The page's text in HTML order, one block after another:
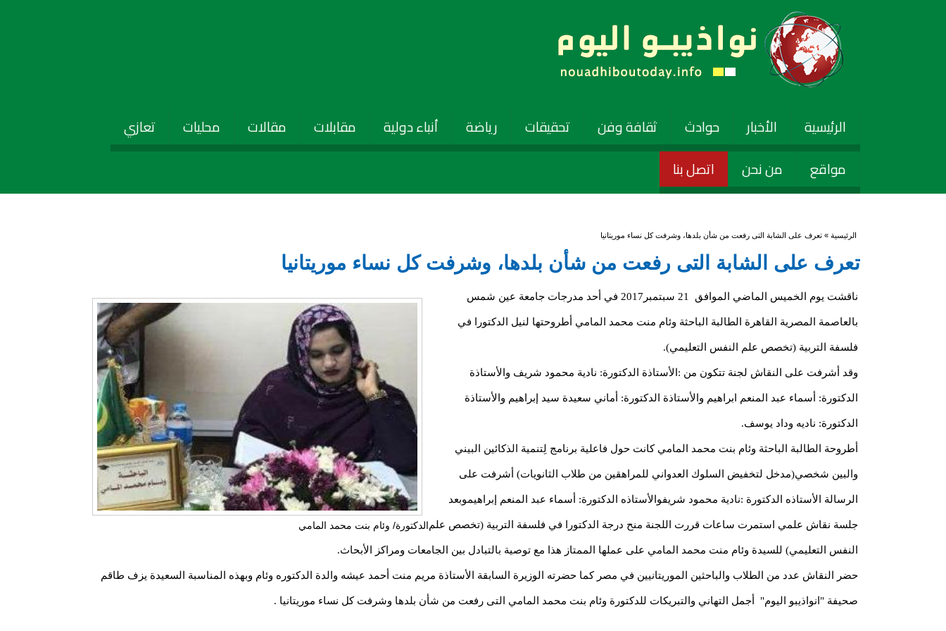
الرئيسية الأخبار حوادث ثقافة وفن تحقيقات رياضة أنباء دولية مقابلات مقالات محليات
تعازي
مواقع
من نحن اتصل بنا
أنت هنا
الرئيسية » تعرف على الشابة التى رفعت من شأن بلدها، وشرفت كل نساء موريتانيا
تعرف على الشابة التى رفعت من شأن بلدها، وشرفت كل نساء موريتانيا
الدكتورة/ وئام بنت محمد المامي
ناقشت يوم الخميس الماضي الموافق 21 سبتمبر2017 في أحد مدرجات جامعة عين شمس
بالعاصمة المصرية القاهرة الطالبة الباحثة وئام منت محمد المامي أطروحتها لنيل الدكتورا في
فلسفة التربية (تخصص علم النفس التعليمي).
وقد أشرفت على النقاش لجنة تتكون من :الأستاذة الدكتورة: نادية محمود شريف والأستاذة
الدكتورة: أسماء عبد المنعم ابراهيم والأستاذة الدكتورة: أماني سعيدة سيد إبراهيم والأستاذة
الدكتورة: ناديه وداد يوسف.
أطروحة الطالبة الباحثة وئام بنت محمد المامي كانت حول فاعلية برنامج لِتنمية الذكائين البيني
والبين شخصي(مدخل لتخفيض السلوك العدواني للمراهقين من طلاب الثانويات) أشرفت على
الرسالة الأستاذه الدكتورة :نادية محمود شريفوالأستاذه الدكتورة: أسماء عبد المنعم إبراهيموبعد
جلسة نقاش علمي استمرت ساعات قررت اللجنة منح درجة الدكتورا في فلسفة التربية (تخصص علم
النفس التعليمي) للسيدة وئام منت محمد المامي على عملها الممتاز هذا مع توصية بالتبادل بين الجامعات ومراكز الأبحاث.
حضر النقاش عدد من الطلاب والباحثين الموريتانيين في مصر كما حضرته الوزيرة السابقة الأستاذة مريم منت أحمد عيشه والدة الدكتوره وئام وبهذه المناسبة السعيدة يزف طاقم
صحيفة "انواذيبو اليوم" أجمل التهاني والتبريكات للدكتورة وئام بنت محمد المامي التى رفعت من شأن بلدها وشرفت كل نساء موريتانيا .